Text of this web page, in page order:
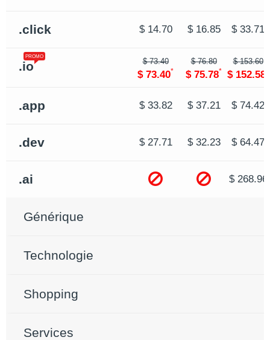
.click $ 14.70 $ 16.85 $ 33.71
.io
PROMO
$ 73.40
$ 73.40*
$ 76.80
$ 75.78*
$ 153.60
$ 152.58
.app $ 33.82 $ 37.21 $ 74.42
.dev $ 27.71 $ 32.23 $ 64.47
.ai $ 268.96
Générique
Technologie
Shopping
Services